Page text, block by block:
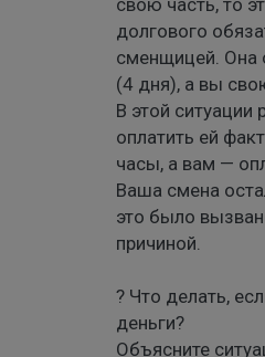
долгового
сменщицей. Она
(4 дня), а вы
В этой ситуации
оплатить ей
часы, а вам —
Ваша смена
это было
причиной.
? Что делать,
деньги?
Объясните